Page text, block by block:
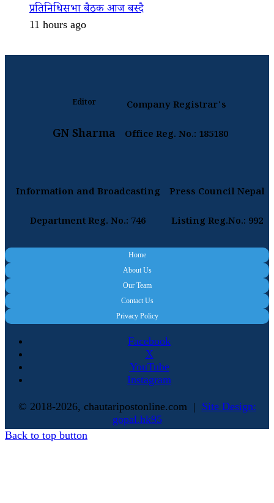
प्रतिनिधिसभा बैठक आज बस्दै
11 hours ago
Editor
GN Sharma
Company Registrar's
Office Reg. No.: 185180
Information and Broadcasting
Department Reg. No.: 746
Press Council Nepal
Listing Reg.No.: 992
Home
About Us
Our Team
Contact Us
Privacy Policy
Facebook
X
YouTube
Instagram
© 2018-2026, chautaripostonline.com | Site Design:
gopal.hk95
Back to top button